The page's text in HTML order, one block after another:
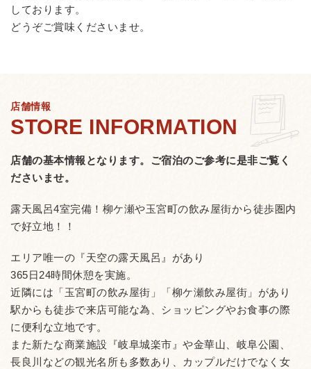
しております。
どうぞご賞味くださいませ。
店舗情報
店舗の基本情報となります。 ご宿泊のご参考に是非ご覧く
ださいませ。
露天風呂4室完備！柳ケ瀬や玉宮町の飲み屋街から徒歩圏内
で好立地！！
エリア唯一の『天空の露天風呂』があり
365日24時間休憩を実施。
近隣には「玉宮町の飲み屋街」「柳ケ瀬飲み屋街」があり
駅からも徒歩で来店可能な為、ショッピングやお食事の際
に便利な立地です。
また新たな商業施設『岐阜城楽市』や金華山、岐阜公園、
長良川などの観光名所も多数あり、カップルだけでなく女